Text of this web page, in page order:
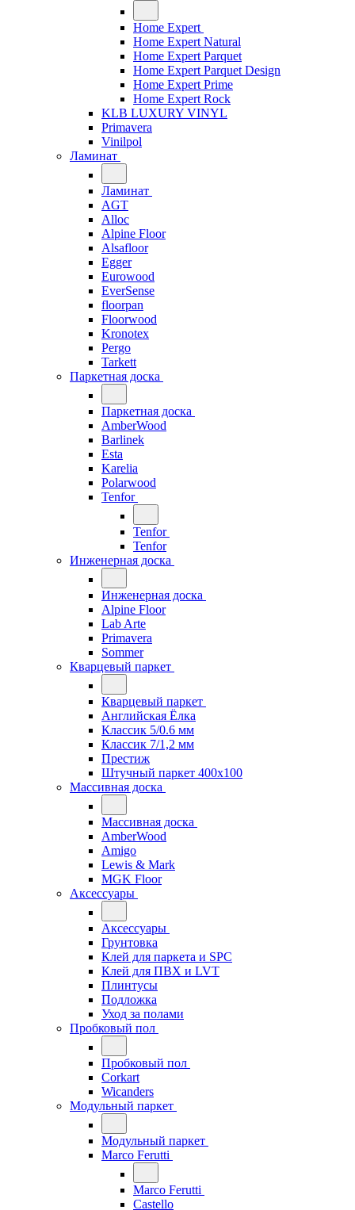
Home Expert
Home Expert Natural
Home Expert Parquet
Home Expert Parquet Design
Home Expert Prime
Home Expert Rock
KLB LUXURY VINYL
Primavera
Vinilpol
Ламинат
Ламинат
AGT
Alloc
Alpine Floor
Alsafloor
Egger
Eurowood
EverSense
floorpan
Floorwood
Kronotex
Pergo
Tarkett
Паркетная доска
Паркетная доска
AmberWood
Barlinek
Esta
Karelia
Polarwood
Tenfor
Tenfor
Tenfor
Инженерная доска
Инженерная доска
Alpine Floor
Lab Arte
Primavera
Sommer
Кварцевый паркет
Кварцевый паркет
Английская Ёлка
Классик 5/0.6 мм
Классик 7/1,2 мм
Престиж
Штучный паркет 400x100
Массивная доска
Массивная доска
AmberWood
Amigo
Lewis & Mark
MGK Floor
Аксессуары
Аксессуары
Грунтовка
Клей для паркета и SPC
Клей для ПВХ и LVT
Плинтусы
Подложка
Уход за полами
Пробковый пол
Пробковый пол
Corkart
Wicanders
Модульный паркет
Модульный паркет
Marco Ferutti
Marco Ferutti
Castello